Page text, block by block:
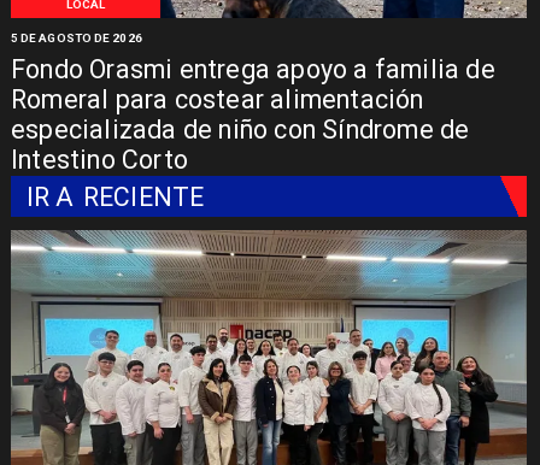
LOCAL
Fondo Orasmi entrega apoyo a familia de
Romeral para costear alimentación
especializada de niño con Síndrome de
Intestino Corto
5 DE AGOSTO DE 2026
IR A RECIENTE